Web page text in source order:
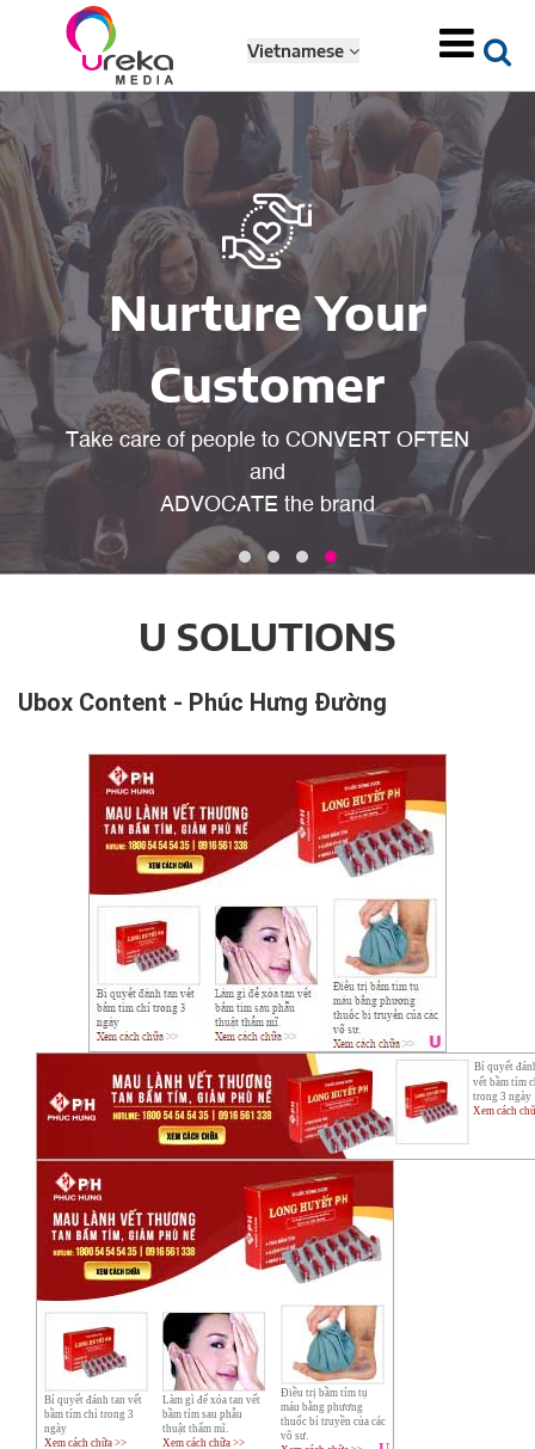
Vietnamese
Nurture Your
Customer
Take care of people to CONVERT OFTEN
and
ADVOCATE the brand
U SOLUTIONS
Ubox Content - Phúc Hưng Đường